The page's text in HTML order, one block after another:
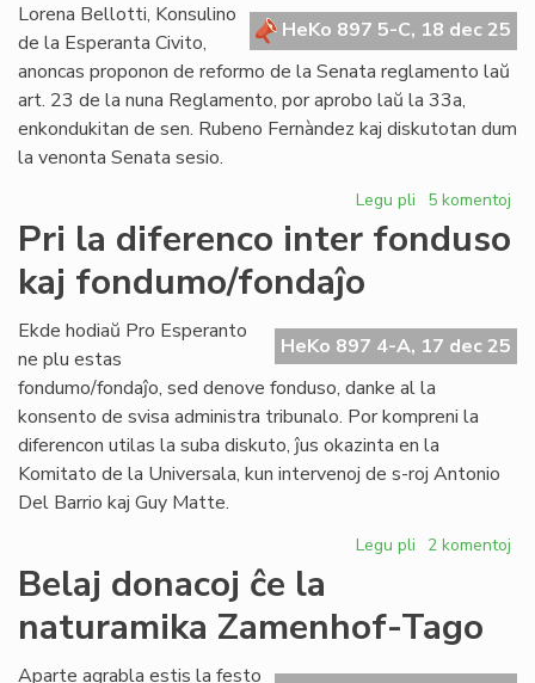
Reglamento
pri
protokoloj,
promulgado
kaj
dokumentoj
HeKo 897 5-C, 18 dec 25
Lorena Bellotti, Konsulino
de la Esperanta Civito,
anoncas proponon de reformo de la Senata reglamento laŭ
art. 23 de la nuna Reglamento, por aprobo laŭ la 33a,
enkondukitan de sen. Rubeno Fernàndez kaj diskutotan dum
la venonta Senata sesio.
Legu pli pri
Propono
de
la
Senata
Reglamento
pri
sesioj
kaj
financoj
5 komentoj
Pri la diferenco inter fonduso
kaj fondumo/fondaĵo
HeKo 897 4-A, 17 dec 25
Ekde hodiaŭ Pro Esperanto
ne plu estas
fondumo/fondaĵo, sed denove fonduso, danke al la
konsento de svisa administra tribunalo. Por kompreni la
diferencon utilas la suba diskuto, ĵus okazinta en la
Komitato de la Universala, kun intervenoj de s-roj Antonio
Del Barrio kaj Guy Matte.
Legu pli pri
diferenco
inter
fonduso
2 komentoj
Belaj donacoj ĉe la
naturamika Zamenhof-Tago
Aparte agrabla estis la festo